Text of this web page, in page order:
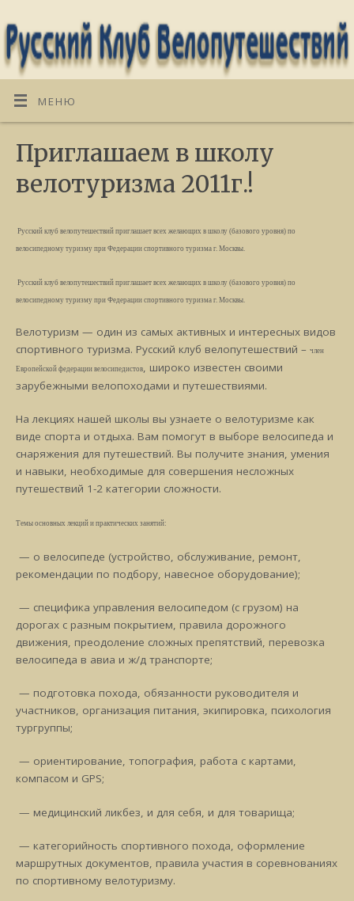
МЕНЮ
Приглашаем в школу
велотуризма 2011г.!
Русский клуб велопутешествий приглашает всех желающих в школу (базового уровня) по
велосипедному туризму при Федерации спортивного туризма г. Москвы.
Русский клуб велопутешествий приглашает всех желающих в школу (базового уровня) по
велосипедному туризму при Федерации спортивного туризма г. Москвы.
Велотуризм — один из самых активных и интересных видов
спортивного туризма. Русский клуб велопутешествий –член
Европейской федерации велосипедистов, широко известен своими
зарубежными велопоходами и путешествиями.
На лекциях нашей школы вы узнаете о велотуризме как
виде спорта и отдыха. Вам помогут в выборе велосипеда и
снаряжения для путешествий. Вы получите знания, умения
и навыки, необходимые для совершения несложных
путешествий 1-2 категории сложности.
Темы основных лекций и практических занятий:
— о велосипеде (устройство, обслуживание, ремонт,
рекомендации по подбору, навесное оборудование);
— специфика управления велосипедом (с грузом) на
дорогах с разным покрытием, правила дорожного
движения, преодоление сложных препятствий, перевозка
велосипеда в авиа и ж/д транспорте;
— подготовка похода, обязанности руководителя и
участников, организация питания, экипировка, психология
тургруппы;
— ориентирование, топография, работа с картами,
компасом и GPS;
— медицинский ликбез, и для себя, и для товарища;
— категорийность спортивного похода, оформление
маршрутных документов, правила участия в соревнованиях
по спортивному велотуризму.